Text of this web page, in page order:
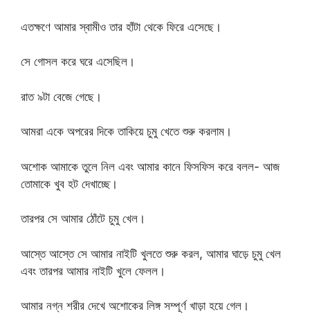
এতক্ষণে আমার স্বামীও তার হাঁটা থেকে ফিরে এসেছে।
সে গোসল করে ঘরে এসেছিল।
রাত ৯টা বেজে গেছে।
আমরা একে অপরের দিকে তাকিয়ে চুমু খেতে শুরু করলাম।
অশোক আমাকে তুলে নিল এবং আমার কানে ফিসফিস করে বলল- আজ
তোমাকে খুব হট দেখাচ্ছে।
তারপর সে আমার ঠোঁটে চুমু খেল।
আস্তে আস্তে সে আমার নাইটি খুলতে শুরু করল, আমার ঘাড়ে চুমু খেল
এবং তারপর আমার নাইটি খুলে ফেলল।
আমার নগ্ন শরীর দেখে অশোকের লিঙ্গ সম্পূর্ণ খাড়া হয়ে গেল।